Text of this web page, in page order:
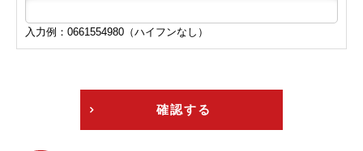
入力例：0661554980（ハイフンなし）
確認する